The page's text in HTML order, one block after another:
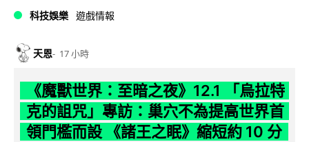
科技娛樂 遊戲情報
天恩 17 小時
《魔獸世界：至暗之夜》12.1 「烏拉特
克的詛咒」專訪：巢穴不為提高世界首
領門檻而設 《諸王之眠》縮短約 10 分